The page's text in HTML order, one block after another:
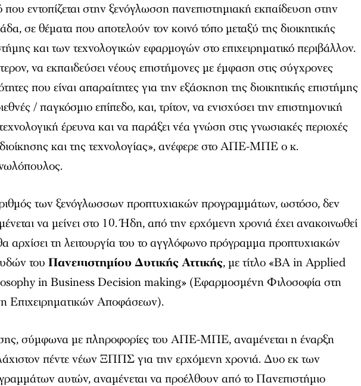
που εντοπίζεται στην ξενόγλωσση πανεπιστημιακή εκπαίδευση στην
σε θέματα που αποτελούν τον κοινό τόπο μεταξύ της διοικητικής
και των τεχνολογικών εφαρμογών στο επιχειρηματικό περιβάλλον.
να εκπαιδεύσει νέους επιστήμονες με έμφαση στις σύγχρονες
που είναι απαραίτητες για την εξάσκηση της διοικητικής επιστήμης
/ παγκόσμιο επίπεδο, και, τρίτον, να ενισχύσει την επιστημονική
έρευνα και να παράξει νέα γνώση στις γνωσιακές περιοχές
και της τεχνολογίας», ανέφερε στο ΑΠΕ-ΜΠΕ ο κ.
των ξενόγλωσσων προπτυχιακών προγραμμάτων, ωστόσο, δεν
να μείνει στο 10. Ήδη, από την ερχόμενη χρονιά έχει ανακοινωθεί
αρχίσει τη λειτουργία του το αγγλόφωνο πρόγραμμα προπτυχιακών
τουΠανεπιστημίου Δυτικής Αττικής, με τίτλο «BA in Applied
in Business Decision making» (Εφαρμοσμένη Φιλοσοφία στη
Επιχειρηματικών Αποφάσεων).
σύμφωνα με πληροφορίες του ΑΠΕ-ΜΠΕ, αναμένεται η έναρξη
πέντε νέων ΞΠΠΣ για την ερχόμενη χρονιά. Δυο εκ των
αυτών, αναμένεται να προέλθουν από το Πανεπιστήμιο